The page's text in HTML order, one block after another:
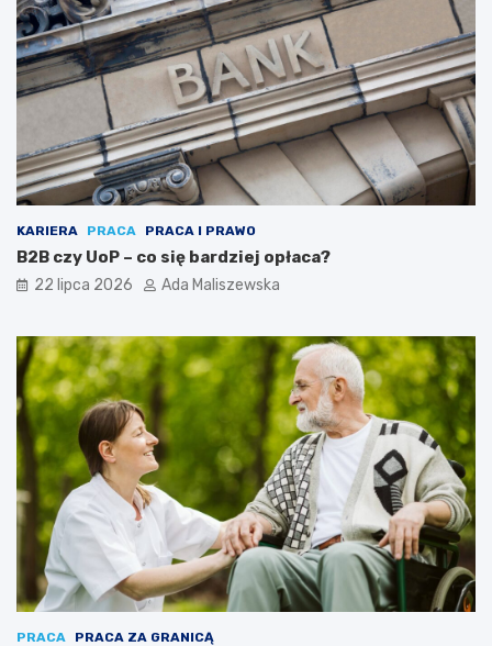
KARIERA PRACA PRACA I PRAWO
B2B czy UoP – co się bardziej opłaca?
22 lipca 2026 Ada Maliszewska
PRACA PRACA ZA GRANICĄ